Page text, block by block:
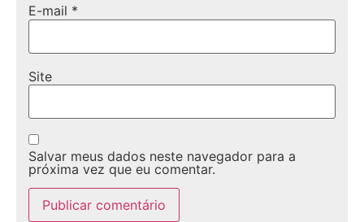
E-mail *
Site
Salvar meus dados neste navegador para a
próxima vez que eu comentar.